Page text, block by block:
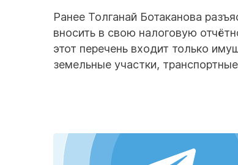
Ранее Толганай Ботаканова
вносить в свою налоговую
этот перечень входит только
земельные участки,